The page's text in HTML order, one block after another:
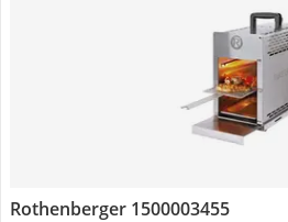
Rothenberger 1500003455